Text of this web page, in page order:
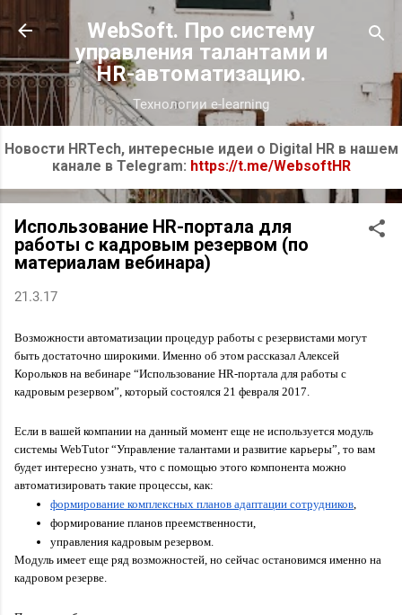
К основному контенту
WebSoft. Про систему
управления талантами и
HR-автоматизацию.
Технологии e-learning
Новости HRTech, интересные идеи о Digital HR в нашем
канале в Telegram: https://t.me/WebsoftHR
Использование HR-портала для
работы с кадровым резервом (по
материалам вебинара)
21.3.17
Возможности автоматизации процедур работы с резервистами могут
быть достаточно широкими. Именно об этом рассказал Алексей
Корольков на вебинаре “Использование HR-портала для работы с
кадровым резервом”, который состоялся 21 февраля 2017.
Если в вашей компании на данный момент еще не используется модуль
системы WebTutor “Управление талантами и развитие карьеры”, то вам
будет интересно узнать, что с помощью этого компонента можно
автоматизировать такие процессы, как:
формирование комплексных планов адаптации сотрудников
формирование планов преемственности,
управления кадровым резервом.
Модуль имеет еще ряд возможностей, но сейчас остановимся именно на
кадровом резерве.